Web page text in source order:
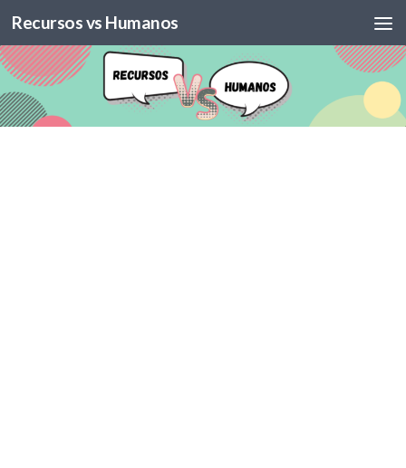
Skip to content
Recursos vs Humanos